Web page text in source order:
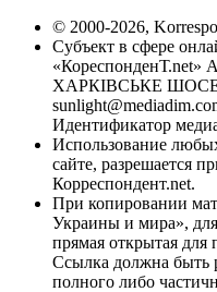
© 2000-2026,
Субъект в сфере
«КореспонденТ.net»
ХАРКІВСЬКЕ ШОСЕ,
Идентификатор
Использование
сайте, разрешается
Корреспондент.net.
При копировании
Украины и мира», для
прямая открытая для
Ссылка должна быть
полного либо